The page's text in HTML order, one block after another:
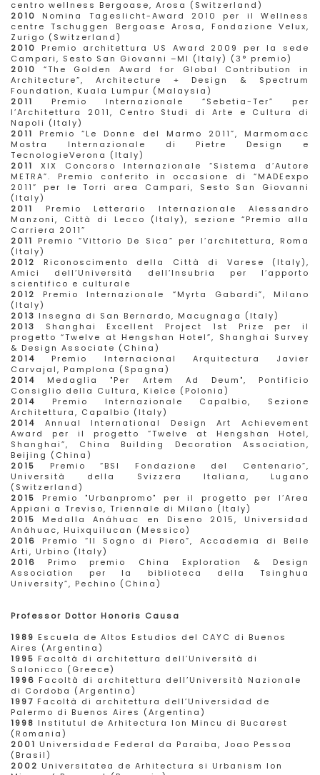
centro wellness Bergoase, Arosa (Switzerland)
2010 Nomina Tageslicht-Award 2010 per il Wellness
centre Tschuggen Bergoase Arosa, Fondazione Velux,
Zurigo (Switzerland)
2010 Premio architettura US Award 2009 per la sede
Campari, Sesto San Giovanni –MI (Italy) (3° premio)
2010 “The Golden Award for Global Contribution in
Architecture”, Architecture + Design & Spectrum
Foundation, Kuala Lumpur (Malaysia)
2011 Premio Internazionale “Sebetia-Ter” per
l’Architettura 2011, Centro Studi di Arte e Cultura di
Napoli (Italy)
2011 Premio “Le Donne del Marmo 2011”, Marmomacc
Mostra Internazionale di Pietre Design e
TecnologieVerona (Italy)
2011 XIX Concorso Internazionale “Sistema d’Autore
METRA”. Premio conferito in occasione di “MADEexpo
2011” per le Torri area Campari, Sesto San Giovanni
(Italy)
2011 Premio Letterario Internazionale Alessandro
Manzoni, Città di Lecco (Italy), sezione “Premio alla
Carriera 2011”
2011 Premio “Vittorio De Sica” per l’architettura, Roma
(Italy)
2012 Riconoscimento della Città di Varese (Italy),
Amici dell’Università dell’Insubria per l’apporto
scientifico e culturale
2012 Premio Internazionale “Myrta Gabardi”, Milano
(Italy)
2013 Insegna di San Bernardo, Macugnaga (Italy)
2013 Shanghai Excellent Project 1st Prize per il
progetto “Twelve at Hengshan Hotel”, Shanghai Survey
& Design Associate (China)
2014 Premio Internacional Arquitectura Javier
Carvajal, Pamplona (Spagna)
2014 Medaglia "Per Artem Ad Deum", Pontificio
Consiglio della Cultura, Kielce (Polonia)
2014 Premio Internazionale Capalbio, Sezione
Architettura, Capalbio (Italy)
2014 Annual International Design Art Achievement
Award per il progetto “Twelve at Hengshan Hotel,
Shanghai”, China Building Decoration Association,
Beijing (China)
2015 Premio “BSI Fondazione del Centenario”,
Università della Svizzera Italiana, Lugano
(Switzerland)
2015 Premio "Urbanpromo" per il progetto per l’Area
Appiani a Treviso, Triennale di Milano (Italy)
2015 Medalla Anáhuac en Diseno 2015, Universidad
Anáhuac, Huixquilucan (Messico)
2016 Premio “Il Sogno di Piero”, Accademia di Belle
Arti, Urbino (Italy)
2016 Primo premio China Exploration & Design
Association per la biblioteca della Tsinghua
University”, Pechino (China)
Professor Dottor Honoris Causa
1989 Escuela de Altos Estudios del CAYC di Buenos
Aires (Argentina)
1995 Facoltà di architettura dell’Università di
Salonicco (Greece)
1996 Facoltà di architettura dell’Università Nazionale
di Cordoba (Argentina)
1997 Facoltà di architettura dell’Universidad de
Palermo di Buenos Aires (Argentina)
1998 Institutul de Arhitectura Ion Mincu di Bucarest
(Romania)
2001 Universidade Federal da Paraiba, Joao Pessoa
(Brasil)
2002 Universitatea de Arhitectura si Urbanism Ion